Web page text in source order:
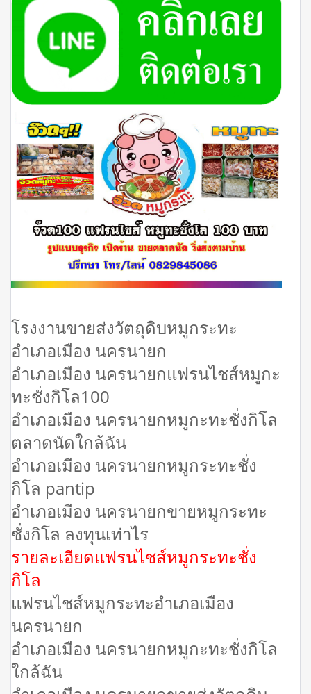
โรงงานขายส่งวัตถุดิบหมูกระทะ
อำเภอเมือง นครนายก
อำเภอเมือง นครนายกแฟรนไชส์หมูกะ
ทะชั่งกิโล100
อำเภอเมือง นครนายกหมูกะทะชั่งกิโล
ตลาดนัดใกล้ฉัน
อำเภอเมือง นครนายกหมูกระทะชั่ง
กิโล pantip
อำเภอเมือง นครนายกขายหมูกระทะ
ชั่งกิโล ลงทุนเท่าไร
รายละเอียดแฟรนไชส์หมูกระทะชั่ง
กิโล
แฟรนไชส์หมูกระทะอำเภอเมือง
นครนายก
อำเภอเมือง นครนายกหมูกะทะชั่งกิโล
ใกล้ฉัน